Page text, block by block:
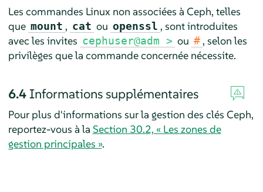
Les commandes Linux non associées à Ceph, telles
que mount , cat ou openssl , sont introduites
avec les invites cephuser@adm > ou # , selon les
privilèges que la commande concernée nécessite.
6.4Informations supplémentaires
Pour plus d'informations sur la gestion des clés Ceph,
reportez-vous à la Section 30.2, « Les zones de
gestion principales ».